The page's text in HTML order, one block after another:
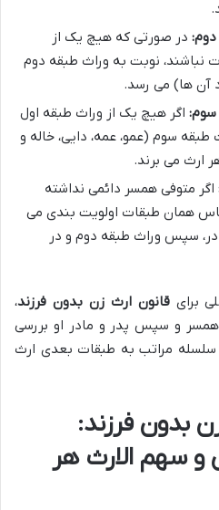
در صورتی که هیچ یک از
نباشند، نوبت به وراث طبقه دوم
آن ها) می رسد.
سوم: اگر هیچ یک از وراث طبقه اول
طبقه سوم (عمو، عمه، دایی، خاله و
ارث می برند.
اگر متوفی همسر دائمی نداشته
همان طبقات اولویت بندی می
سپس وراث طبقه دوم و در
برایقانون ارث زن بدون فرزند،
همسر و سپس پدر و مادر او بررسی
سلسله مراتب به طبقات بعدی ارث
بدون فرزند:
و سهم الارث هر